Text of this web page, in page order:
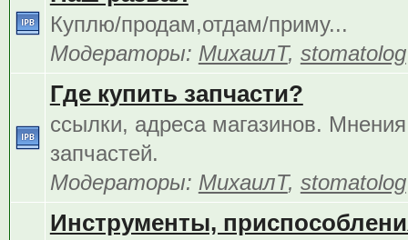
Куплю/продам,отдам/приму...
Модераторы: МихаилТ, stomatolog
Где купить запчасти?
ссылки, адреса магазинов.
запчастей.
Модераторы: МихаилТ, stomatolog
Инструменты,